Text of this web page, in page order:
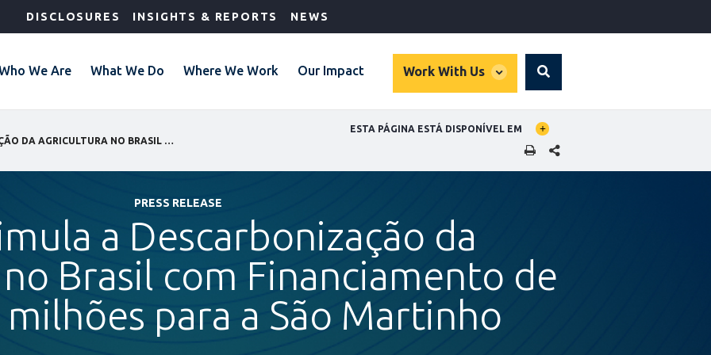
DISCLOSURES INSIGHTS & REPORTS NEWS
We Are What We Do Where We Work Our Impact Work With Us
global
Search
GLOBAL LANGUAGE TOGGLER
ESTA PÁGINA ESTÁ DISPONÍVEL EM
SHARE THIS PAGE
PRESS RELEASE
a Descarbonização da
Brasil com Financiamento de
milhões para a São Martinho